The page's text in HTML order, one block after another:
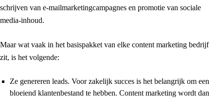
schrijven van e-mailmarketingcampagnes en promotie van sociale
media-inhoud.
Maar wat vaak in het basispakket van elke content marketing bedrijf
zit, is het volgende:
Ze genereren leads. Voor zakelijk succes is het belangrijk om een
bloeiend klantenbestand te hebben. Content marketing wordt dan